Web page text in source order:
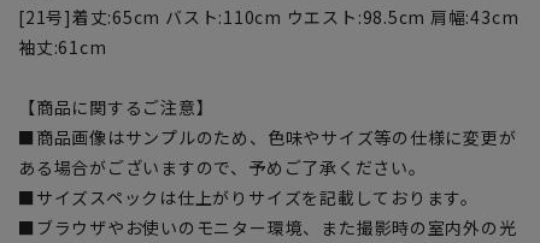
[21号]着丈:65cm バスト:110cm ウエスト:98.5cm 肩幅:43cm
袖丈:61cm
【商品に関するご注意】
■商品画像はサンプルのため、色味やサイズ等の仕様に変更が
ある場合がございますので、予めご了承ください。
■サイズスペックは仕上がりサイズを記載しております。
■ブラウザやお使いのモニター環境、また撮影時の室内外の光